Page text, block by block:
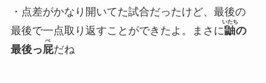
・点差がかなり開いてた試合だったけど、最後の
最後で一点取り返すことができたよ。まさに鼬
いたち
の
最後っ屁
ぺ
だね